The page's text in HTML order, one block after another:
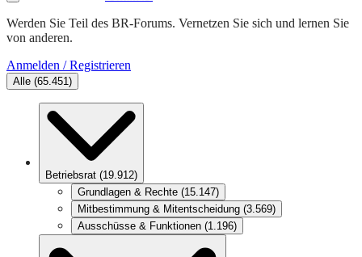
Werden Sie Teil des BR-Forums. Vernetzen Sie sich und lernen Sie
von anderen.
Anmelden / Registrieren
Alle (65.451)
Betriebsrat (19.912)
Grundlagen & Rechte (15.147)
Mitbestimmung & Mitentscheidung (3.569)
Ausschüsse & Funktionen (1.196)